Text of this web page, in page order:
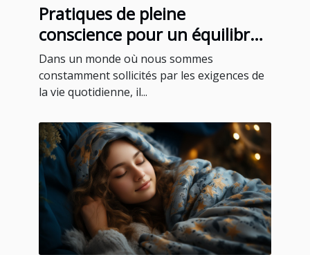
Pratiques de pleine
conscience pour un équilibre
quotidien
Dans un monde où nous sommes
constamment sollicités par les exigences de
la vie quotidienne, il...